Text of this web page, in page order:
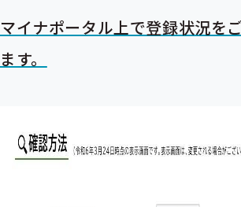
マイナポータル上で登録状況を
ます。